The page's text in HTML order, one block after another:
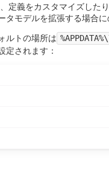
定義をカスタマイズした
タモデルを拡張する場合に
ルトの場所は
定されます：